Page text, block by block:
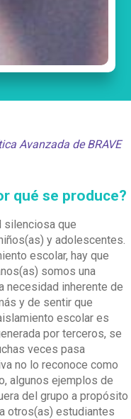
Avanzada de BRAVE
qué se produce?
silenciosa que
y adolescentes.
escolar, hay que
somos una
necesidad inherente de
y de sentir que
escolar es
por terceros, se
veces pasa
no lo reconoce como
algunos ejemplos de
del grupo a propósito
otros(as) estudiantes